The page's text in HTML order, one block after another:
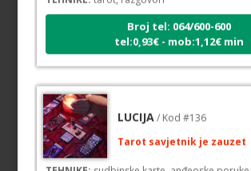
Broj tel: 064/600-600
tel:0,93€ - mob:1,12€ min
Tarot savjetnik je zauzet
TEHNIKE:sudbinske karte, anđeoske poruke